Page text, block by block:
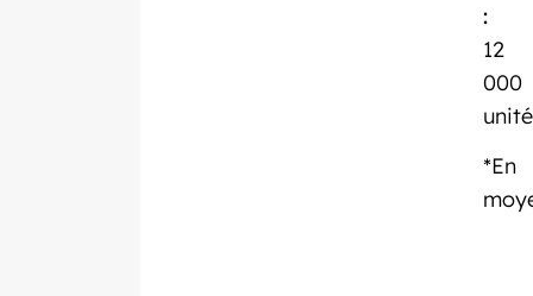
:
12
000
*En